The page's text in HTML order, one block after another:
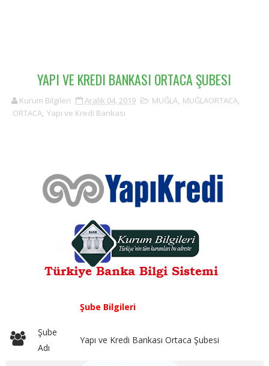
YAPI VE KREDI BANKASI ORTACA ŞUBESI
Kurum Bilgileri Aralık 04, 2019 MUĞLA, MUĞLAORTACA,
ORTACA, Yapı ve Kredi Bankası
Şube Bilgileri
Şube
Adı
Yapı ve Kredi Bankası Ortaca Şubesi